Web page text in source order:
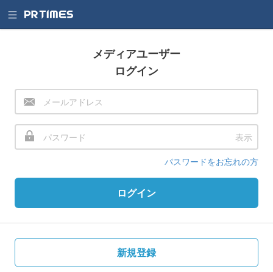
メディアユーザー
ログイン
表示
パスワードをお忘れの方
ログイン
新規登録